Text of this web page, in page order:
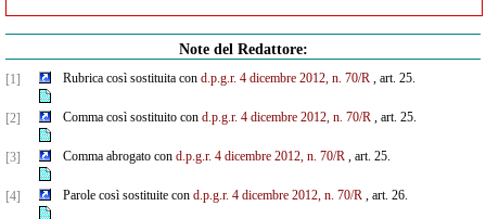
Note del Redattore:
[1] Rubrica così sostituita con d.p.g.r. 4 dicembre 2012, n. 70/R, art. 25.
[2] Comma così sostituito con d.p.g.r. 4 dicembre 2012, n. 70/R, art. 25.
[3] Comma abrogato con d.p.g.r. 4 dicembre 2012, n. 70/R, art. 25.
[4] Parole così sostituite con d.p.g.r. 4 dicembre 2012, n. 70/R, art. 26.